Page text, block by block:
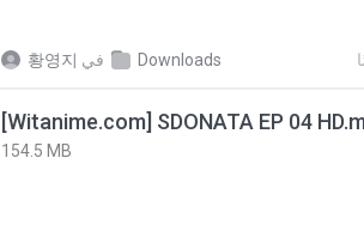
황영지 في Downloads
[Witanime.com] SDONATA EP 04
154.5 MB